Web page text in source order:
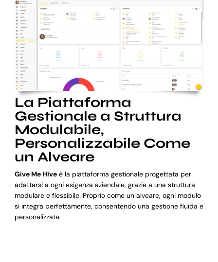
La Piattaforma
Gestionale a Struttura
Modulabile,
Personalizzabile Come
un Alveare
Give Me Hiveè la piattaforma gestionale progettata per
adattarsi a ogni esigenza aziendale, grazie a una struttura
modulare e flessibile. Proprio come un alveare, ogni modulo
si integra perfettamente, consentendo una gestione fluida e
personalizzata.